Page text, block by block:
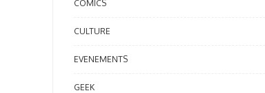
COMICS
CULTURE
EVENEMENTS
GEEK